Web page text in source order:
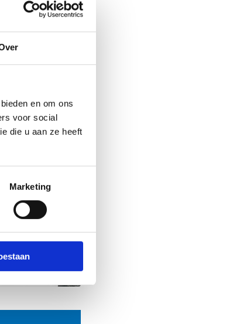
en om ons
voor social
die u aan ze heeft
Marketing